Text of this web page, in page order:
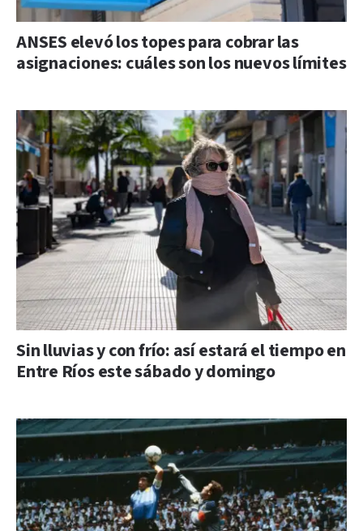
ANSES elevó los topes para cobrar las
asignaciones: cuáles son los nuevos límites
Sin lluvias y con frío: así estará el tiempo en
Entre Ríos este sábado y domingo